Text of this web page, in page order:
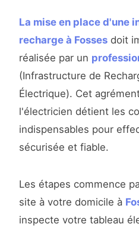
La mise en place d'une
recharge à Fosses doit
réalisée par un
(Infrastructure de
Électrique). Cet
l'électricien détient les
indispensables pour
sécurisée et fiable.
Les étapes commence
site à votre domicile à
inspecte votre tableau